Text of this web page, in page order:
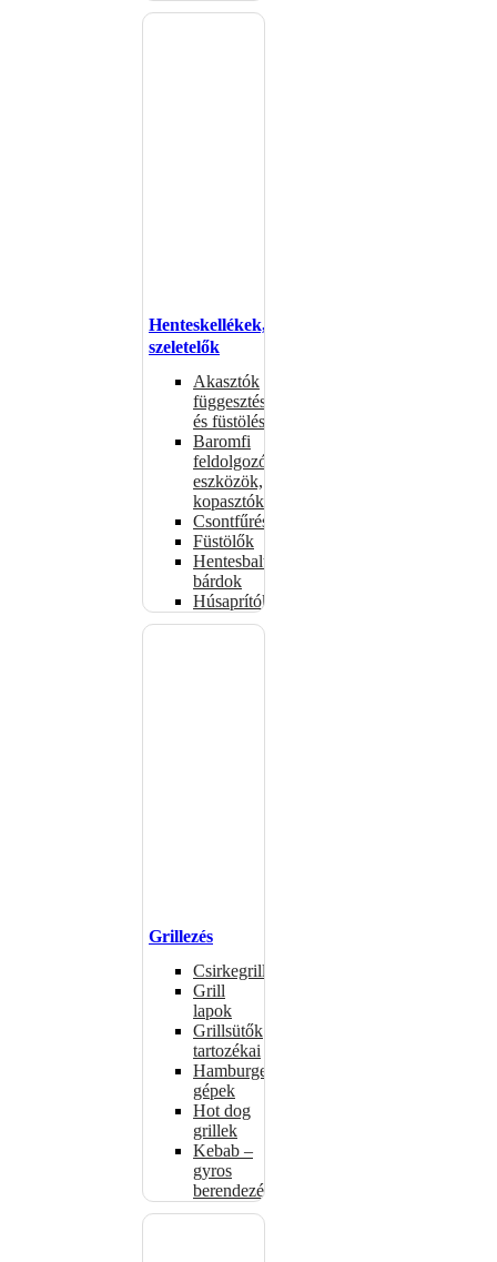
Henteskellékek,
szeletelők
Akasztók
függesztéshez
és füstöléshez
Baromfi
feldolgozó
eszközök,
kopasztók
Csontfűrészek
Füstölők
Hentesbalták,
bárdok
Húsaprítók
Grillezés
Csirkegrillek
Grill
lapok
Grillsütők
tartozékai
Hamburgerformázó
gépek
Hot dog
grillek
Kebab –
gyros
berendezés